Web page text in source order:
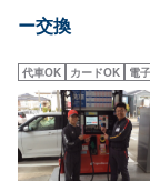
ー交換
代車OK カードOK 電